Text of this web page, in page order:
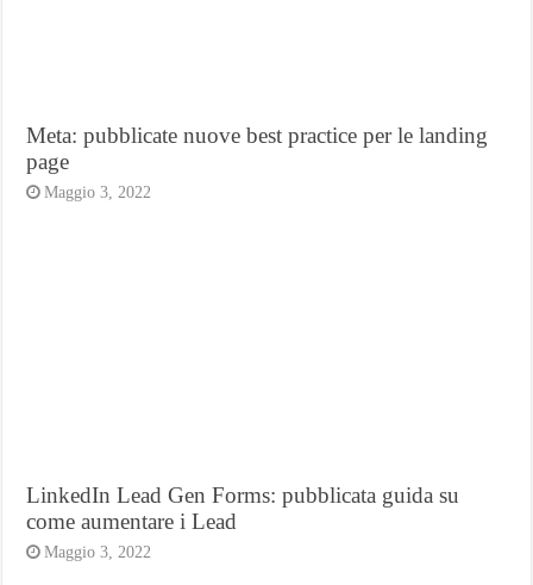
Meta: pubblicate nuove best practice per le landing
page
Maggio 3, 2022
LinkedIn Lead Gen Forms: pubblicata guida su
come aumentare i Lead
Maggio 3, 2022